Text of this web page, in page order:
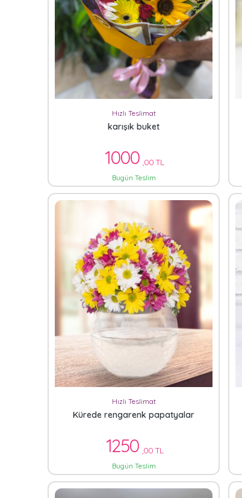
Hızlı Teslimat
karışık buket
1000 ,00 TL
Bugün Teslim
Hızlı Teslimat
Kürede rengarenk papatyalar
1250 ,00 TL
Bugün Teslim